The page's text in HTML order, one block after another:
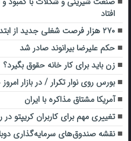
افتاد
۲۷۰ هزار فرصت شغلی جدید از ابتدای امسال در کشور ایجاد شد
حکم علیرضا بیرانوند صادر شد
زن باید برای کار خانه حقوق بگیرد؟
بورس روی نوار تکرار / در بازار
آمریکا مشتاق مذاکره با ایران
تغییری مهم برای کاربران کریپتو در
نقشه صندوق‌های سرمایه‌گذاری